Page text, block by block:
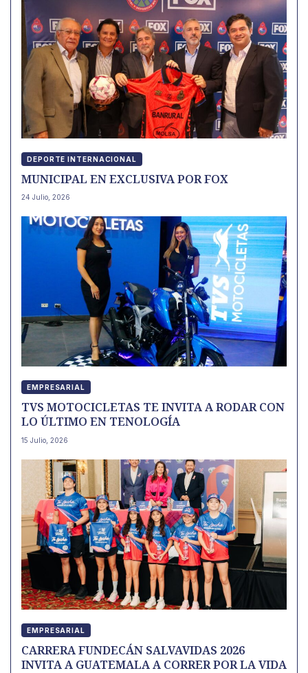
DEPORTE INTERNACIONAL
MUNICIPAL EN EXCLUSIVA POR FOX
24 Julio, 2026
EMPRESARIAL
TVS MOTOCICLETAS TE INVITA A RODAR CON
LO ÚLTIMO EN TENOLOGÍA
15 Julio, 2026
EMPRESARIAL
CARRERA FUNDECÁN SALVAVIDAS 2026
INVITA A GUATEMALA A CORRER POR LA VIDA